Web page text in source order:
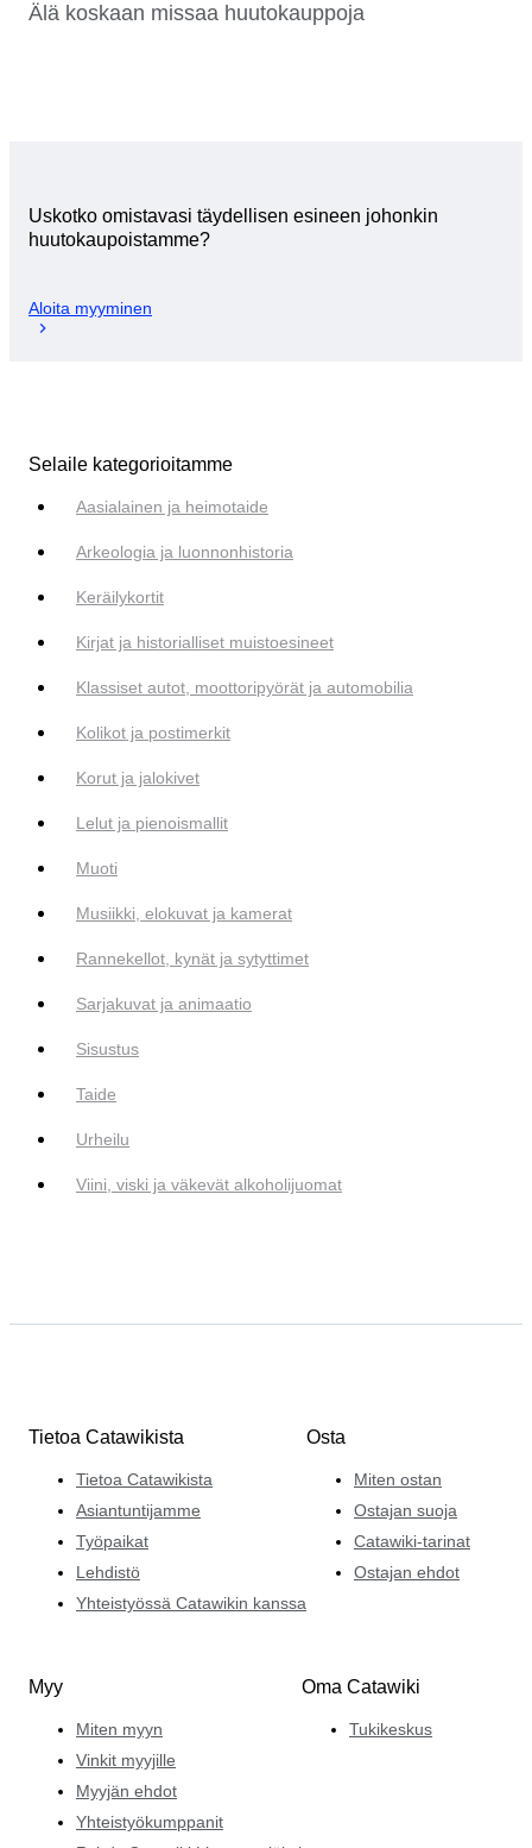
Älä koskaan missaa huutokauppoja
Uskotko omistavasi täydellisen esineen johonkin
huutokaupoistamme?
Aloita myyminen
Selaile kategorioitamme
Aasialainen ja heimotaide
Arkeologia ja luonnonhistoria
Keräilykortit
Kirjat ja historialliset muistoesineet
Klassiset autot, moottoripyörät ja automobilia
Kolikot ja postimerkit
Korut ja jalokivet
Lelut ja pienoismallit
Muoti
Musiikki, elokuvat ja kamerat
Rannekellot, kynät ja sytyttimet
Sarjakuvat ja animaatio
Sisustus
Taide
Urheilu
Viini, viski ja väkevät alkoholijuomat
Tietoa Catawikista
Tietoa Catawikista
Asiantuntijamme
Työpaikat
Lehdistö
Yhteistyössä Catawikin kanssa
Osta
Miten ostan
Ostajan suoja
Catawiki-tarinat
Ostajan ehdot
Myy
Miten myyn
Vinkit myyjille
Myyjän ehdot
Yhteistyökumppanit
Oma Catawiki
Tukikeskus